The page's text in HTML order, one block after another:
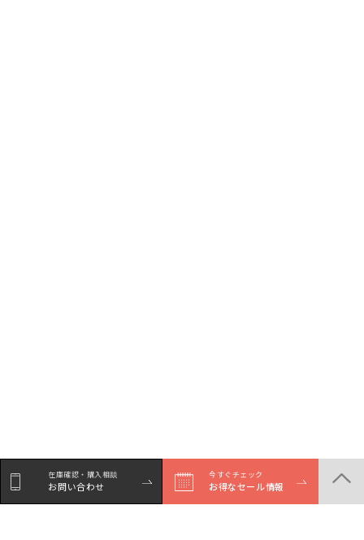
在庫確認・購入相談
お問い合わせ
今すぐチェック
お得なセール情報